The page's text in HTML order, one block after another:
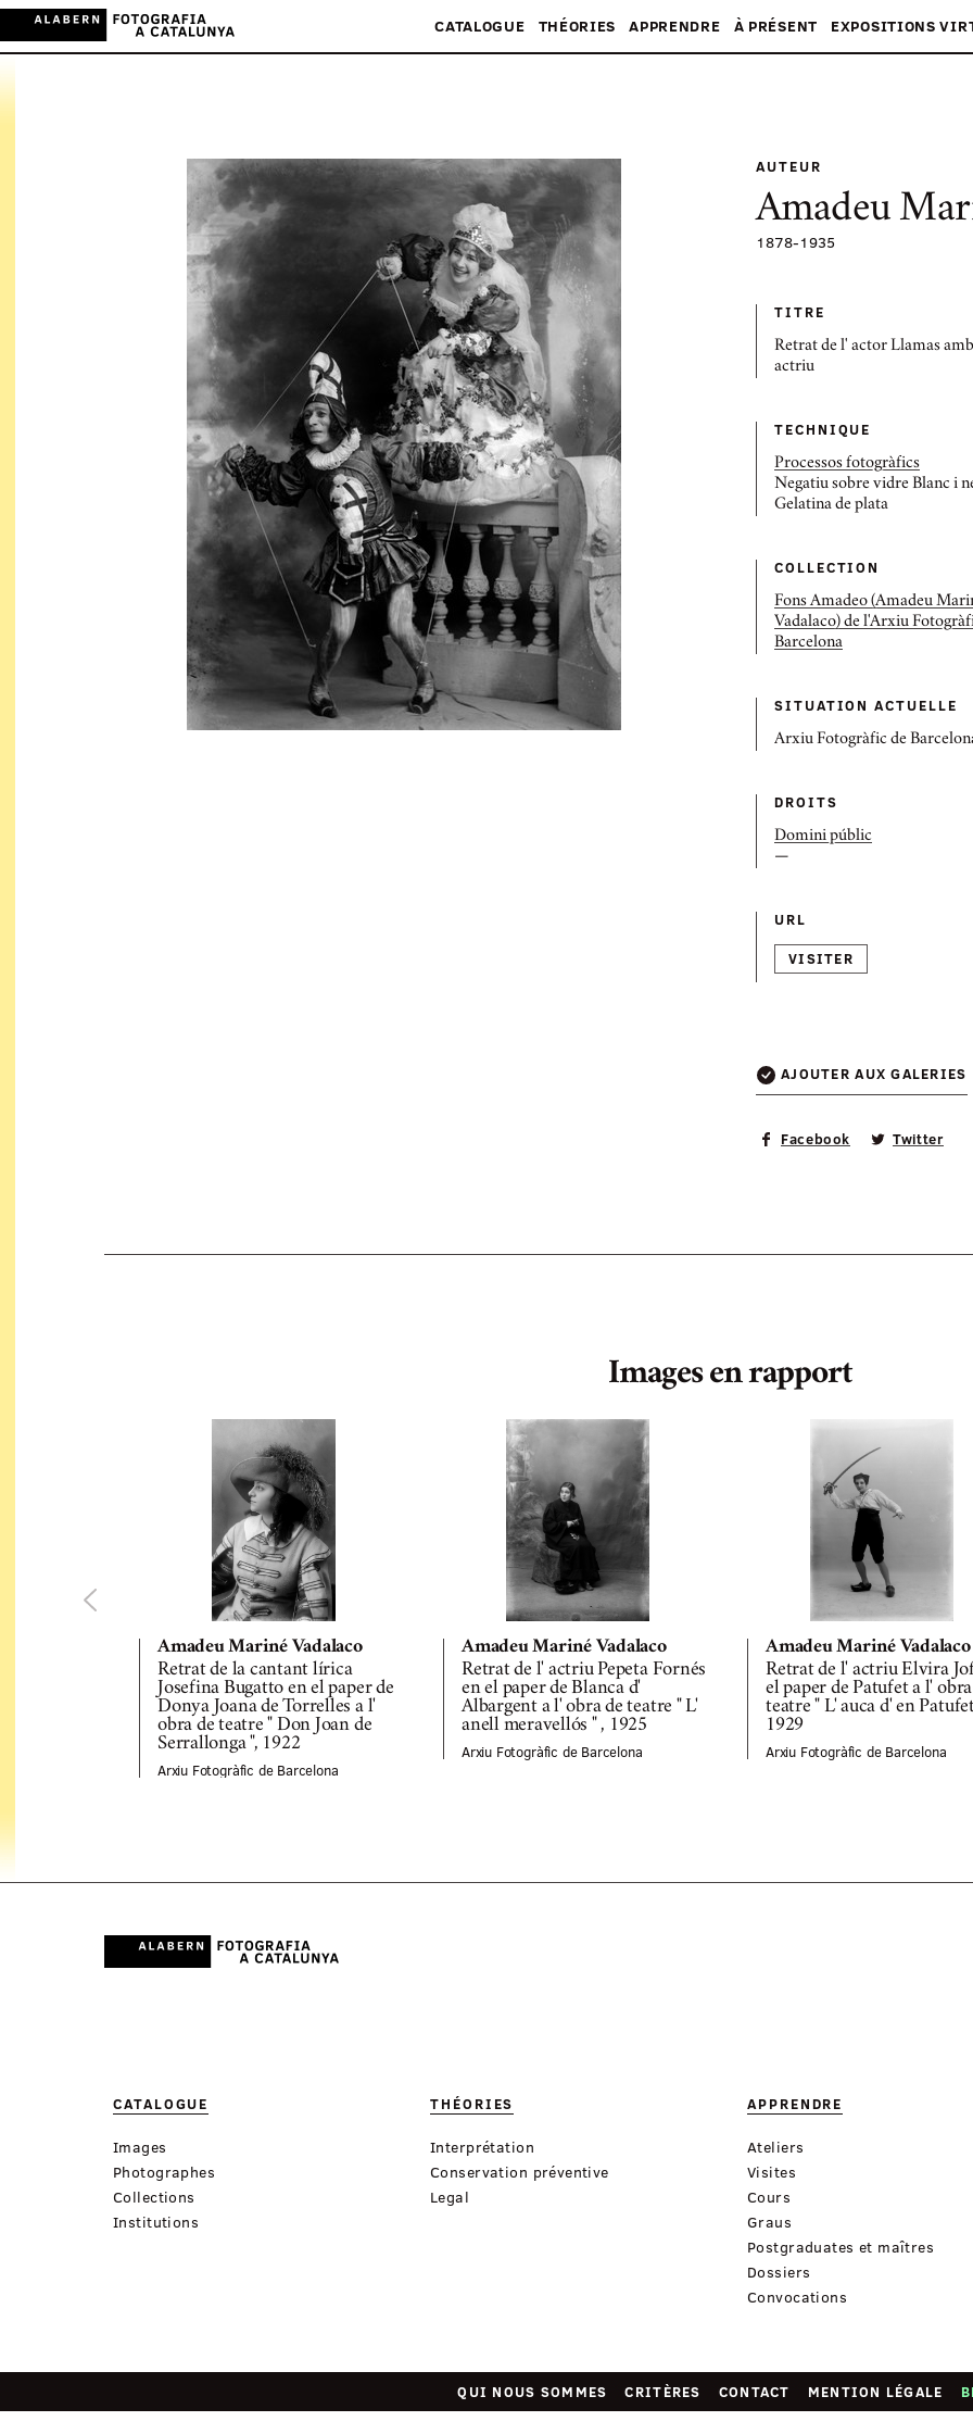
CATALOGUE THÉORIES APPRENDRE À PRÉSENT EXPOSITIONS
AUTEUR
Amadeu
1878-1935
TITRE
Retrat de l' actor Llamas
actriu
TECHNIQUE
Processos fotogràfics
Negatiu sobre vidre Blanc i
Gelatina de plata
COLLECTION
Fons Amadeo (Amadeu
Vadalaco) de l'Arxiu
Barcelona
SITUATION ACTUELLE
Arxiu Fotogràfic de
DROITS
Domini públic
—
URL
VISITER
AJOUTER AUX GALERIES
Facebook Twitter
Images en rapport
Amadeu Mariné Vadalaco
Retrat de la cantant lírica
Josefina Bugatto en el paper de
Donya Joana de Torrelles a l'
obra de teatre " Don Joan de
Serrallonga ", 1922
Arxiu Fotogràfic de Barcelona
Amadeu Mariné Vadalaco
Retrat de l' actriu Pepeta Fornés
en el paper de Blanca d'
Albargent a l' obra de teatre " L'
anell meravellós " , 1925
Arxiu Fotogràfic de Barcelona
Amadeu Mariné Vadalaco
Retrat de l' actriu Elvira
el paper de Patufet a l'
teatre " L' auca d' en
1929
Arxiu Fotogràfic de Barcelona
CATALOGUE
Images
Photographes
Collections
Institutions
THÉORIES
Interprétation
Conservation préventive
Legal
APPRENDRE
Ateliers
Visites
Cours
Graus
Postgraduates et maîtres
Dossiers
Convocations
QUI NOUS SOMMES CRITÈRES CONTACT MENTION LÉGALE